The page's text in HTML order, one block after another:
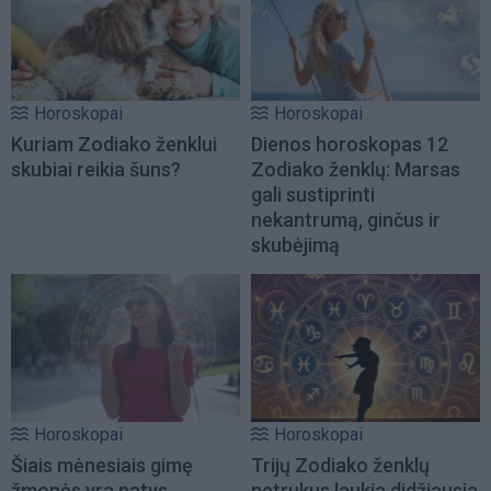
Horoskopai
Kuriam Zodiako ženklui
skubiai reikia šuns?
Horoskopai
Dienos horoskopas 12
Zodiako ženklų: Marsas
gali sustiprinti
nekantrumą, ginčus ir
skubėjimą
Horoskopai
Šiais mėnesiais gimę
Horoskopai
Trijų Zodiako ženklų